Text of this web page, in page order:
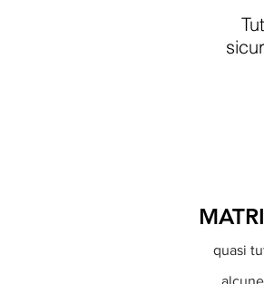
quasi